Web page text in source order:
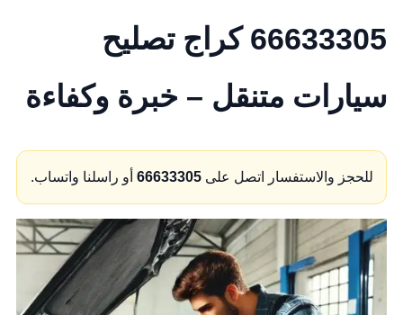
66633305 كراج تصليح
سيارات متنقل – خبرة وكفاءة
للحجز والاستفسار اتصل على 66633305أو راسلنا واتساب.